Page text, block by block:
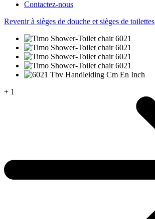
Contactez-nous
Revenir à sièges de douche et sièges de toilettes
+ 1